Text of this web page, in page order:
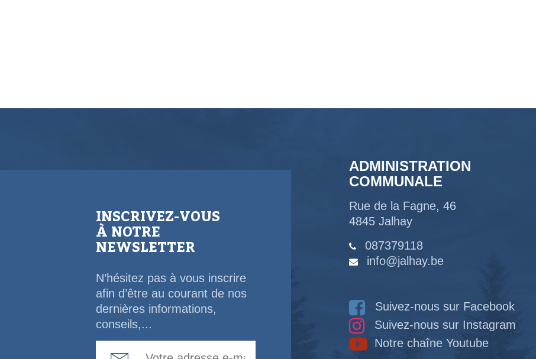
INSCRIVEZ-VOUS
À NOTRE
NEWSLETTER
N’hésitez pas à vous inscrire
afin d’être au courant de nos
dernières informations,
conseils,...
ADMINISTRATION
COMMUNALE
Rue de la Fagne, 46
4845 Jalhay
087379118
info@jalhay.be
Suivez-nous sur Facebook
Suivez-nous sur Instagram
Notre chaîne Youtube